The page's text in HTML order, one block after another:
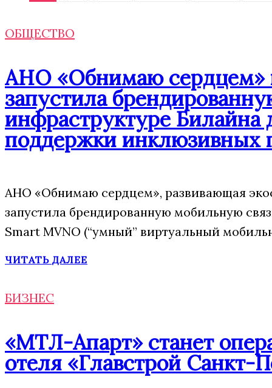
ОБЩЕСТВО
АНО «Обнимаю сердцем»
запустила
инфраструктуре Билайна
поддержки инклюзивных
АНО «Обнимаю сердцем», развивающая
запустила брендированную мобильную
Smart MVNO (“умный” виртуальный
ЧИТАТЬ ДАЛЕЕ
БИЗНЕС
«МТЛ-Апарт» станет
отеля «Главстрой Санкт-